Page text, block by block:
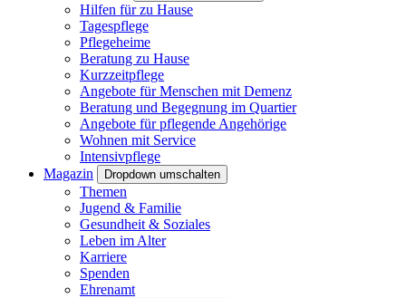
Hilfen für zu Hause
Tagespflege
Pflegeheime
Beratung zu Hause
Kurzzeitpflege
Angebote für Menschen mit Demenz
Beratung und Begegnung im Quartier
Angebote für pflegende Angehörige
Wohnen mit Service
Intensivpflege
Magazin
Dropdown umschalten
Themen
Jugend & Familie
Gesundheit & Soziales
Leben im Alter
Karriere
Spenden
Ehrenamt